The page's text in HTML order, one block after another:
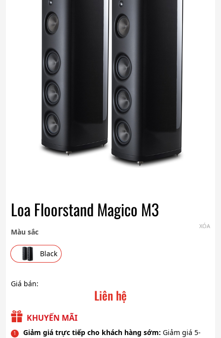
Loa Floorstand Magico M3
Màu sắc
Black
XÓA
Giá bán:
Liên hệ
KHUYẾN MÃI
Giảm giá trực tiếp cho khách hàng sớm: Giảm giá 5-